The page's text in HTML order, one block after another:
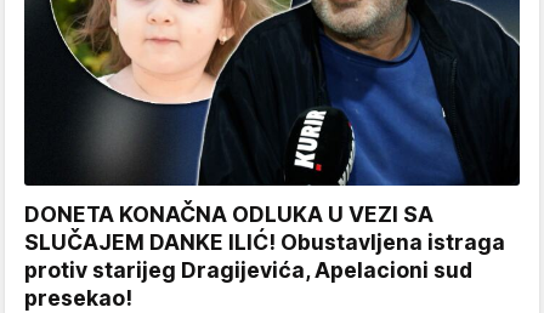
DONETA KONAČNA ODLUKA U VEZI SA
SLUČAJEM DANKE ILIĆ! Obustavljena istraga
protiv starijeg Dragijevića, Apelacioni sud
presekao!